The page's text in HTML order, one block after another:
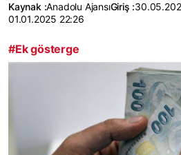
Kaynak :Anadolu AjansıGiriş :
01.01.2025 22:26
#Ek gösterge